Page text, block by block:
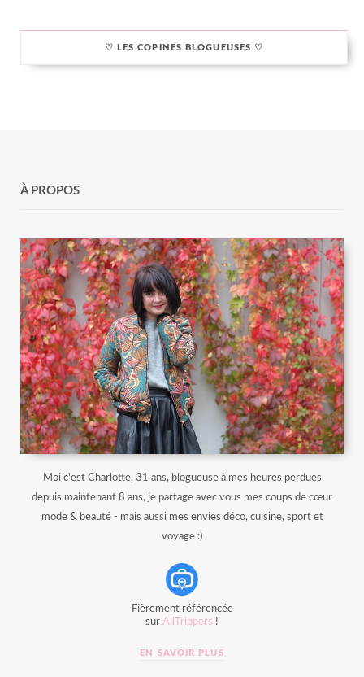
♡ LES COPINES BLOGUEUSES ♡
À PROPOS
Moi c'est Charlotte, 31 ans, blogueuse à mes heures perdues
depuis maintenant 8 ans, je partage avec vous mes coups de cœur
mode & beauté - mais aussi mes envies déco, cuisine, sport et
voyage :)
Fièrement référencée
sur AllTrippers !
EN SAVOIR PLUS